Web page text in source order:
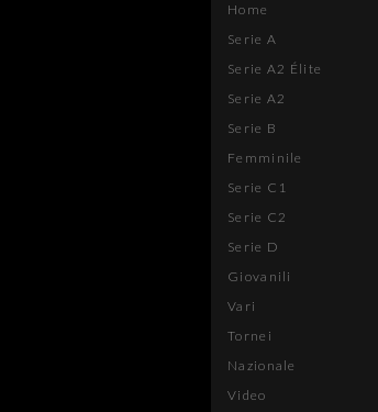
Home
Serie A
Serie A2 Élite
Serie A2
Serie B
Femminile
Serie C1
Serie C2
Serie D
Giovanili
Vari
Tornei
Nazionale
Video